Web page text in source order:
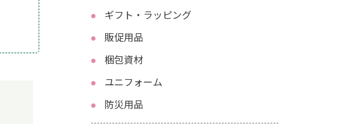
ギフト・ラッピング
販促用品
梱包資材
ユニフォーム
防災用品